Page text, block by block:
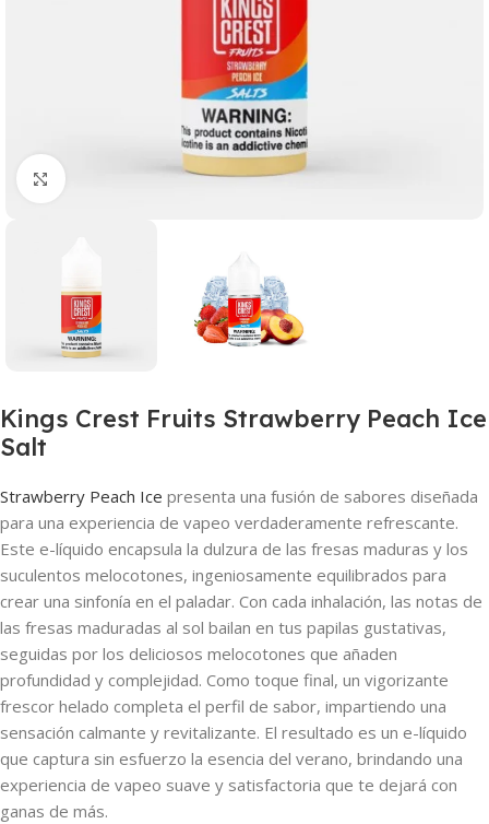
Haga clic para ampliar
Kings Crest Fruits Strawberry Peach Ice
Salt
Strawberry Peach Ice presenta una fusión de sabores diseñada
para una experiencia de vapeo verdaderamente refrescante.
Este e-líquido encapsula la dulzura de las fresas maduras y los
suculentos melocotones, ingeniosamente equilibrados para
crear una sinfonía en el paladar. Con cada inhalación, las notas de
las fresas maduradas al sol bailan en tus papilas gustativas,
seguidas por los deliciosos melocotones que añaden
profundidad y complejidad. Como toque final, un vigorizante
frescor helado completa el perfil de sabor, impartiendo una
sensación calmante y revitalizante. El resultado es un e-líquido
que captura sin esfuerzo la esencia del verano, brindando una
experiencia de vapeo suave y satisfactoria que te dejará con
ganas de más.